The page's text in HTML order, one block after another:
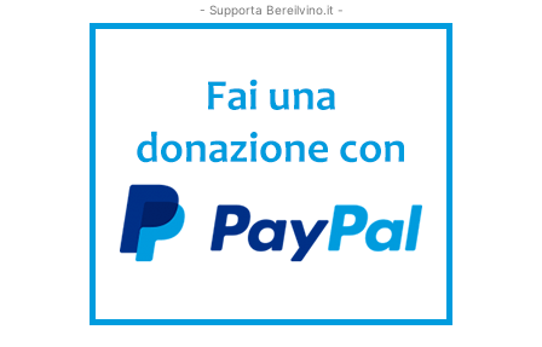
- Supporta Bereilvino.it -